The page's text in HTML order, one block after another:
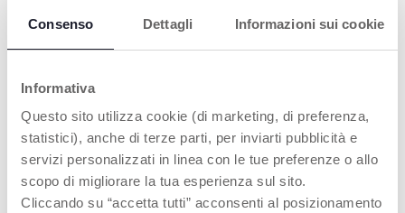
Consenso Dettagli Informazioni sui cookie
Informativa
Questo sito utilizza cookie (di marketing, di preferenza,
statistici), anche di terze parti, per inviarti pubblicità e
servizi personalizzati in linea con le tue preferenze o allo
scopo di migliorare la tua esperienza sul sito.
Cliccando su “accetta tutti” acconsenti al posizionamento
+ COLORI
Bambola coccolosa con
anello da dentizione – My
First Doll
Coniglio termico per
neonati – con cuscino per
microonde incluso